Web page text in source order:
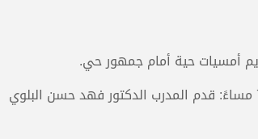
أمسيات حية أمام جمهور حي.
في يوم 17/7/2007 وبفندق برج الفردوس في دمشق وفي تمام الساعة 7 مساءً: قدم المدرب الدكتور فهد حسن البلوي